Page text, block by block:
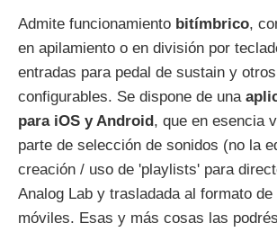
Admite funcionamiento bitímbrico,
en apilamiento o en división por
entradas para pedal de sustain y
configurables. Se dispone de una
para iOS y Android, que en esencia
parte de selección de sonidos (no la
creación / uso de 'playlists' para
Analog Lab y trasladada al formato
móviles. Esas y más cosas las